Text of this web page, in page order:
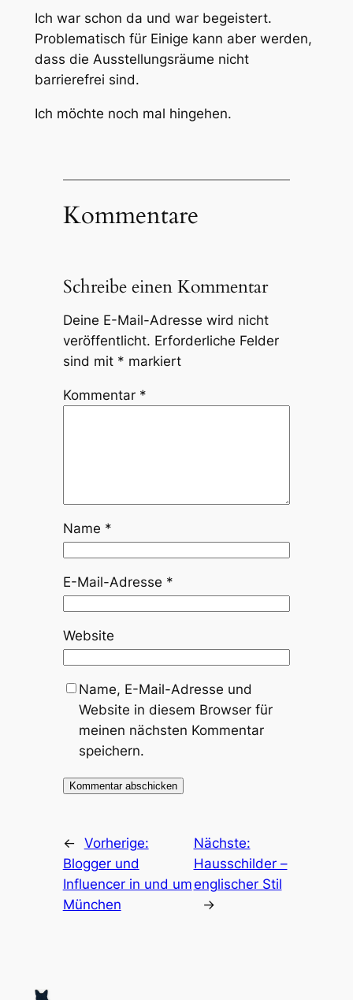
Ich war schon da und war begeistert.
Problematisch für Einige kann aber werden,
dass die Ausstellungsräume nicht
barrierefrei sind.
Ich möchte noch mal hingehen.
Kommentare
Schreibe einen Kommentar
Deine E-Mail-Adresse wird nicht
veröffentlicht. Erforderliche Felder
sind mit * markiert
Kommentar *
Name *
E-Mail-Adresse *
Website
Name, E-Mail-Adresse und
Website in diesem Browser für
meinen nächsten Kommentar
speichern.
← Vorherige:
Blogger und
Influencer in und um
München
Nächste:
Hausschilder –
englischer Stil
→